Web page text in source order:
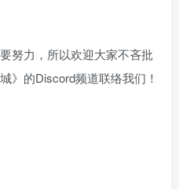
努力，所以欢迎大家不吝批
》的Discord频道联络我们！